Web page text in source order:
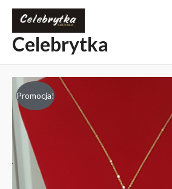
Celebrytka
Promocja!